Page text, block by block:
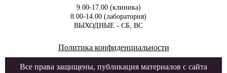
9.00-17.00 (клиника)
8.00-14.00 (лаборатория)
ВЫХОДНЫЕ - СБ, ВС
Политика конфиденциальности
Все права защищены, публикация материалов с сайта